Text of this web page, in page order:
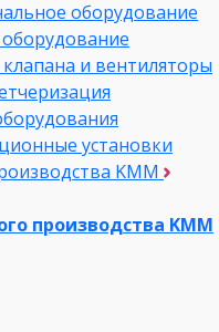
оборудование
и вентиляторы
установки
KMM
производства KMM